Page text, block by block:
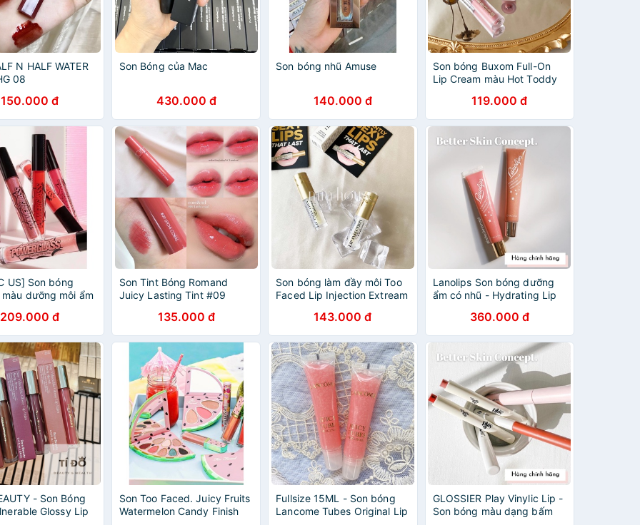
N HALF WATER
08
150.000 đ
Son Bóng của Mac
430.000 đ
Son bóng nhũ Amuse
140.000 đ
Son bóng Buxom Full-On
Lip Cream màu Hot Toddy
119.000 đ
US] Son bóng
màu dưỡng môi ẩm
Lip Gloss 2,8ml
209.000 đ
Son Tint Bóng Romand
Juicy Lasting Tint #09
135.000 đ
Son bóng làm đầy môi Too
Faced Lip Injection Extream
143.000 đ
Lanolips Son bóng dưỡng
ẩm có nhũ - Hydrating Lip
360.000 đ
- Son Bóng
Glossy Lip
Son Too Faced. Juicy Fruits
Watermelon Candy Finish
Fullsize 15ML - Son bóng
Lancome Tubes Original Lip
GLOSSIER Play Vinylic Lip -
Son bóng màu dạng bấm